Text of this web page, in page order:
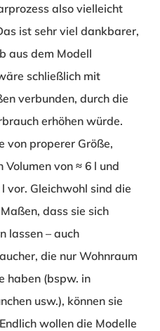
also vielleicht
ist sehr viel dankbarer,
aus dem Modell
schließlich mit
verbunden, durch die
erhöhen würde.
von properer Größe,
von ≈ 6 l und
vor. Gleichwohl sind die
dass sie sich
lassen – auch
die nur Wohnraum
haben (bspw. in
usw.), können sie
wollen die Modelle